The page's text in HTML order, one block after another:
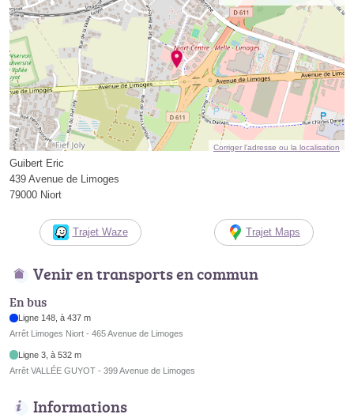
Corriger l’adresse ou la localisation
Guibert Eric
439 Avenue de Limoges
79000 Niort
Trajet Waze Trajet Maps
Venir en transports en commun
En bus
Ligne 148, à 437 m
Arrêt Limoges Niort - 465 Avenue de Limoges
Ligne 3, à 532 m
Arrêt VALLÉE GUYOT - 399 Avenue de Limoges
Informations